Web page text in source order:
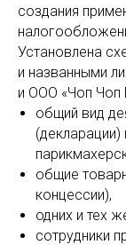
создания
Установлена
и названными
и ООО «Чоп Чоп
общий вид
(декларации)
общие
концессии),
одних и тех
сотрудники